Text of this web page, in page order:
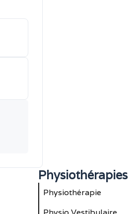
Physiothérapies
Physiothérapie